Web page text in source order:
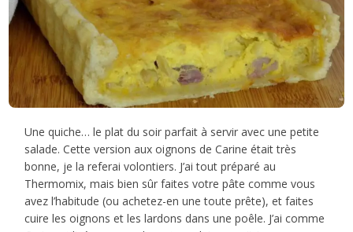
Une quiche… le plat du soir parfait à servir avec une petite
salade. Cette version aux oignons de Carine était très
bonne, je la referai volontiers. J’ai tout préparé au
Thermomix, mais bien sûr faites votre pâte comme vous
avez l’habitude (ou achetez-en une toute prête), et faites
cuire les oignons et les lardons dans une poêle. J’ai comme